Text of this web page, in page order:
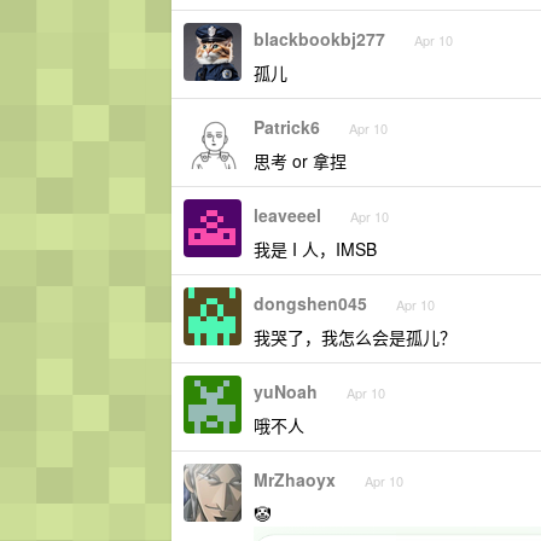
blackbookbj277 Apr 10
孤儿
Patrick6 Apr 10
思考 or 拿捏
leaveeel Apr 10
我是 I 人，IMSB
dongshen045 Apr 10
我哭了，我怎么会是孤儿？
yuNoah Apr 10
哦不人
MrZhaoyx Apr 10
🤡